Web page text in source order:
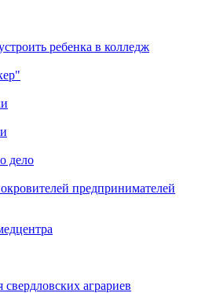
ребенка в колледж
дело
предпринимателей
аграриев